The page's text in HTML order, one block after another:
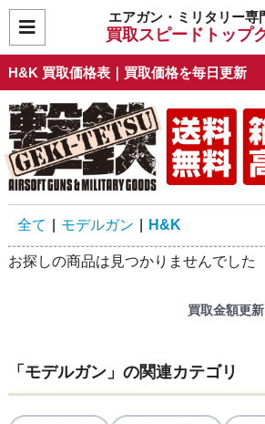
エアガン・ミリタリー専
買取スピードトップ
H&K 買取価格表｜買取価格を毎日更新
全て モデルガン H&K
お探しの商品は見つかりませんでした
買取金額更
「モデルガン」の関連カテゴリ